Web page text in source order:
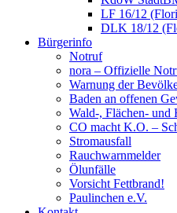
LF 16/12
DLK 18/12
Bürgerinfo
Notruf
nora – Offizielle
Warnung der
Baden an offenen
Wald-, Flächen- und
CO macht K.O. –
Stromausfall
Rauchwarnmelder
Ölunfälle
Vorsicht Fettbrand!
Paulinchen e.V.